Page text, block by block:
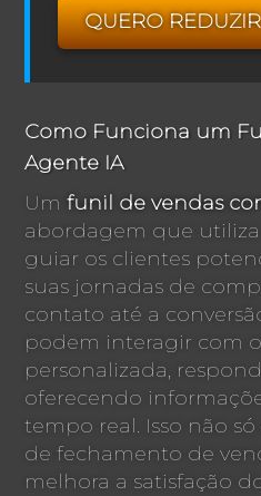
QUERO
Como Funciona um
Agente IA
Umfunil de vendas
abordagem que utiliza
guiar os clientes
suas jornadas de
contato até a
podem interagir com
personalizada,
oferecendo
tempo real. Isso não
de fechamento de
melhora a satisfação